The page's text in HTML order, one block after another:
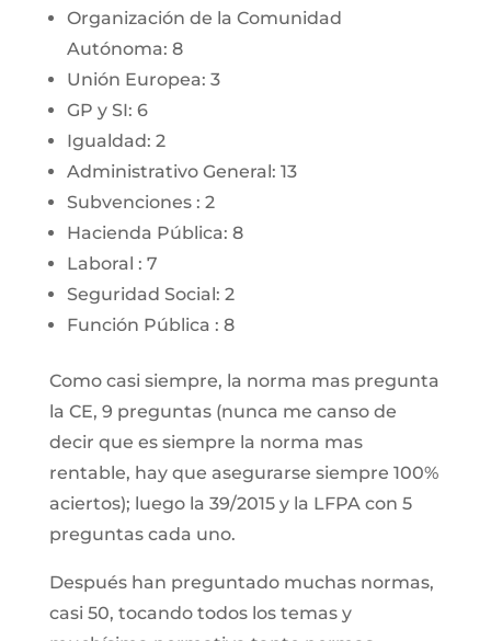
Organización de la Comunidad
Autónoma: 8
Unión Europea: 3
GP y SI: 6
Igualdad: 2
Administrativo General: 13
Subvenciones : 2
Hacienda Pública: 8
Laboral : 7
Seguridad Social: 2
Función Pública : 8
Como casi siempre, la norma mas pregunta
la CE, 9 preguntas (nunca me canso de
decir que es siempre la norma mas
rentable, hay que asegurarse siempre 100%
aciertos); luego la 39/2015 y la LFPA con 5
preguntas cada uno.
Después han preguntado muchas normas,
casi 50, tocando todos los temas y